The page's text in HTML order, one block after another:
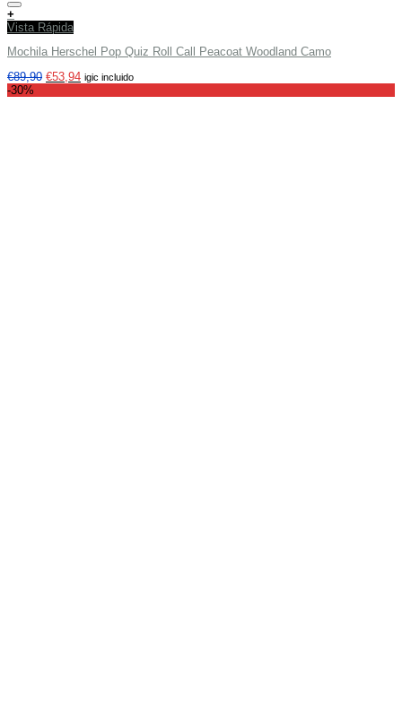
+
Vista Rápida
Mochila Herschel Pop Quiz Roll Call Peacoat Woodland Camo
€89,90 €53,94 igic incluido
-30%